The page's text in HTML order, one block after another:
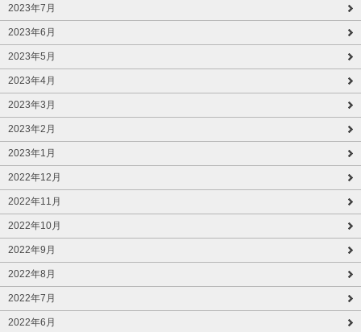
2023年7月
2023年6月
2023年5月
2023年4月
2023年3月
2023年2月
2023年1月
2022年12月
2022年11月
2022年10月
2022年9月
2022年8月
2022年7月
2022年6月